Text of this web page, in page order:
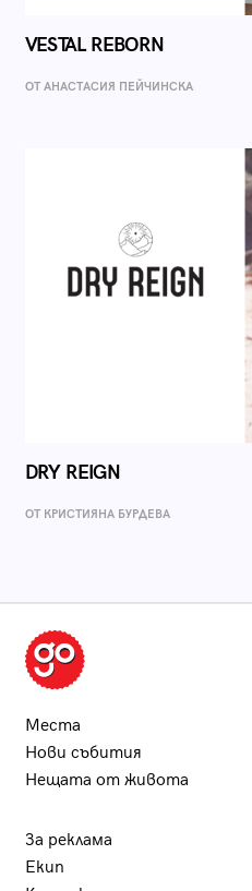
VESTAL REBORN
ОТ AНАСТАСИЯ ПЕЙЧИНСКА
DRY REIGN
ОТ КРИСТИЯНА БУРДЕВА
Места
Нови събития
Нещата от живота
За реклама
Екип